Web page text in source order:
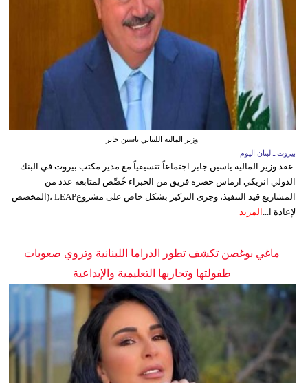
وزير المالية اللبناني ياسين جابر
بيروت ـ لبنان اليوم
عقد وزير المالية ياسين جابر اجتماعاً تنسيقياً مع مدير مكتب بيروت في البنك
الدولي انريكي ارماس حضره فريق من الخبراء خُصِّص لمتابعة عدد من
المشاريع قيد التنفيذ، وجرى التركيز بشكل خاص على مشروعLEAP ،(المخصص
لإعادة ا...
المزيد
ماغي بوغصن تكشف تطور الدراما اللبنانية وتروي صعوبات
طفولتها وتجاربها التعليمية والإبداعية